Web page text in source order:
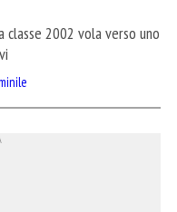
classe 2002 vola verso uno